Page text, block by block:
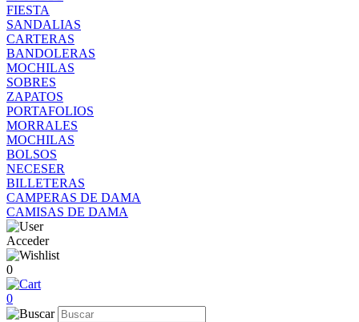
FIESTA
SANDALIAS
CARTERAS
BANDOLERAS
MOCHILAS
SOBRES
ZAPATOS
PORTAFOLIOS
MORRALES
MOCHILAS
BOLSOS
NECESER
BILLETERAS
CAMPERAS DE DAMA
CAMISAS DE DAMA
Acceder
0
0